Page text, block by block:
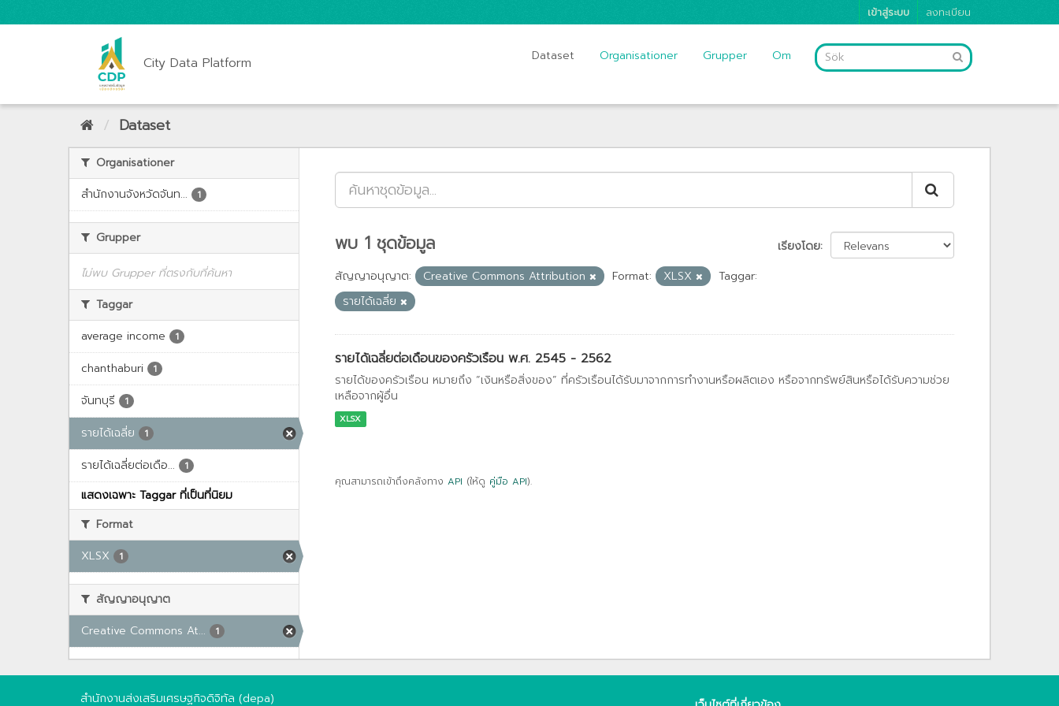
เข้าสู่ระบบ ลงทะเบียน
City Data Platform Dataset Organisationer Grupper Om
Dataset
Organisationer
สำนักงานจังหวัดจันท...
1
Grupper
ไม่พบ Grupper ที่ตรงกับที่ค้นหา
Taggar
average income
1
chanthaburi 1
จันทบุรี 1
รายได้เฉลี่ย 1
รายได้เฉลี่ยต่อเดือ... 1
แสดงเฉพาะ Taggar ที่เป็นที่นิยม
Format
XLSX
1
สัญญาอนุญาต
Creative Commons At...
1
เรียงโดย
พบ 1 ชุดข้อมูล
สัญญาอนุญาต: Creative Commons Attribution Format: XLSX
Taggar:
รายได้เฉลี่ย
รายได้เฉลี่ยต่อเดือนของครัวเรือน พ.ศ. 2545 - 2562
รายได้ของครัวเรือน หมายถึง “เงินหรือสิ่งของ” ที่ครัวเรือนได้รับมาจากการทำงานหรือผลิตเอง หรือจากทรัพย์สินหรือได้รับความช่วย
เหลือจากผู้อื่น
XLSX
คุณสามารถเข้าถึงคลังทาง API (ให้ดู คู่มือ API).
สำนักงานส่งเสริมเศรษฐกิจดิจิทัล (depa)